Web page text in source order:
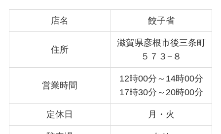
店名 餃子省
住所
滋賀県彦根市後三条町
５７３−８
営業時間
12時00分～14時00分
17時30分～20時00分
定休日 月・火